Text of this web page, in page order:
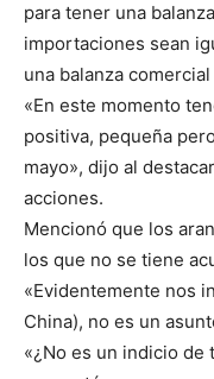
para tener una
importaciones sean
una balanza
«En este momento
positiva, pequeña
mayo», dijo al
acciones.
Mencionó que los
los que no se tiene
«Evidentemente nos
China), no es un
«¿No es un indicio de